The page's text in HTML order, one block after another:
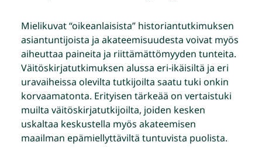
Mielikuvat “oikeanlaisista” historiantutkimuksen
asiantuntijoista ja akateemisuudesta voivat myös
aiheuttaa paineita ja riittämättömyyden tunteita.
Väitöskirjatutkimuksen alussa eri-ikäisiltä ja eri
uravaiheissa olevilta tutkijoilta saatu tuki onkin
korvaamatonta. Erityisen tärkeää on vertaistuki
muilta väitöskirjatutkijoilta, joiden kesken
uskaltaa keskustella myös akateemisen
maailman epämiellyttäviltä tuntuvista puolista.